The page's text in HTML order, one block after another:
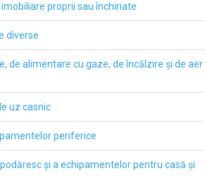
proprii sau închiriate
diverse
de alimentare cu gaze, de încălzire şi de aer
uz casnic
periferice
şi a echipamentelor pentru casă şi